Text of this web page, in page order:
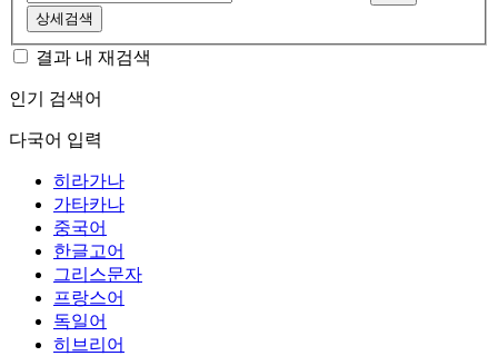
상세검색
결과 내 재검색
인기 검색어
다국어 입력
히라가나
가타카나
중국어
한글고어
그리스문자
프랑스어
독일어
히브리어